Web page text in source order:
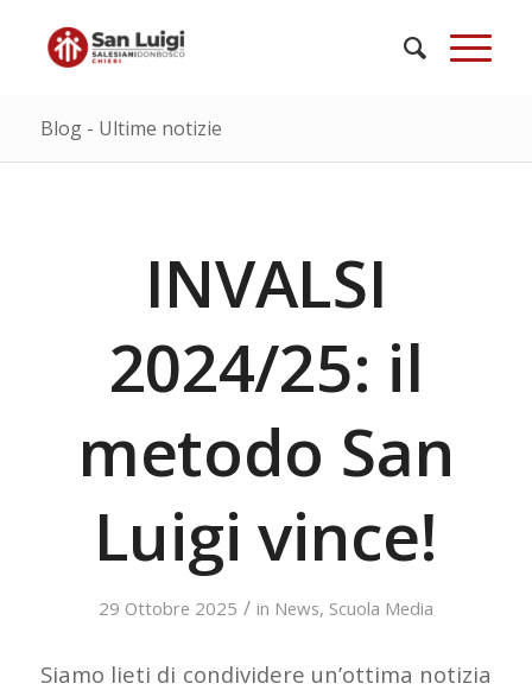
Blog - Ultime notizie
INVALSI
2024/25: il
metodo San
Luigi vince!
29 Ottobre 2025 / in News, Scuola Media
Siamo lieti di condividere un’ottima notizia